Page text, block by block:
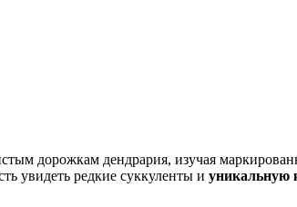
дорожкам дендрария, изучая
увидеть редкие суккуленты и уникальную